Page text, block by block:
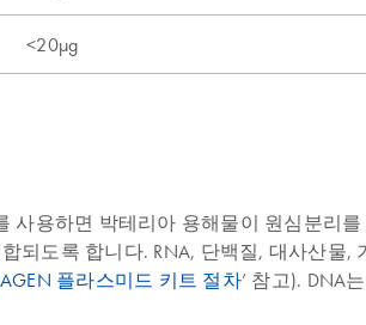
<20µg
사용하면 박테리아 용해물이 원심분리
되도록 합니다. RNA, 단백질, 대사산
플라스미드 키트 절차’ 참고). DNA